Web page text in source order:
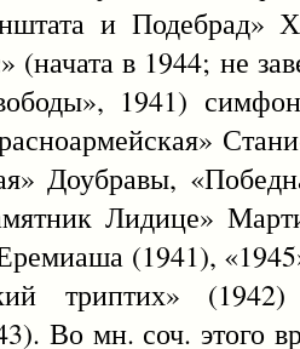
и Подебрад»
(начата в 1944; не
1941)
Доубравы,
Лидице»
(1941),
триптих»
Во мн. соч. этого